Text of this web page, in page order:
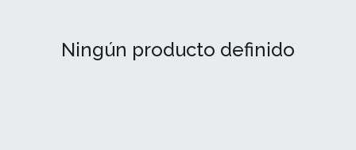
Ningún producto definido